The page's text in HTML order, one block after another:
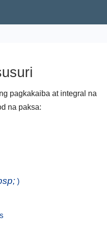
pagkakaiba at integral na
na paksa:
)